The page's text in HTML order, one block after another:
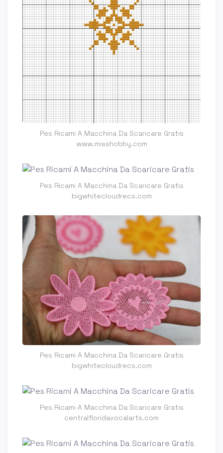
Pes Ricami A Macchina Da Scaricare Gratis
www.misshobby.com
Pes Ricami A Macchina Da Scaricare Gratis
bigwhitecloudrecs.com
Pes Ricami A Macchina Da Scaricare Gratis
bigwhitecloudrecs.com
Pes Ricami A Macchina Da Scaricare Gratis
centralfloridavocalarts.com